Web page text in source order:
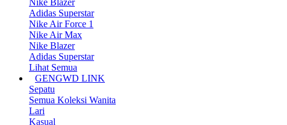
Adidas Superstar
Nike Air Force 1
Nike Air Max
Nike Blazer
Adidas Superstar
Lihat Semua
GENGWD LINK
Sepatu
Semua Koleksi Wanita
Lari
Kasual